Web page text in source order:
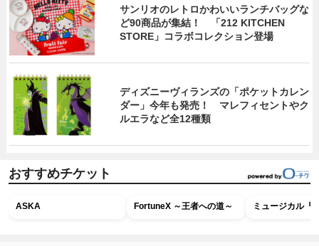
サンリオのレトロかわいいランチバッグな
ど90商品が集結！ 「212 KITCHEN
STORE」コラボコレクション登場
ディズニーヴィランズの「ポケットカレン
ダー」今年も発売！ マレフィセントやク
ルエラなど全12種類
おすすめチケット
ASKA FortuneX ～王者への道～ ミュージカル『